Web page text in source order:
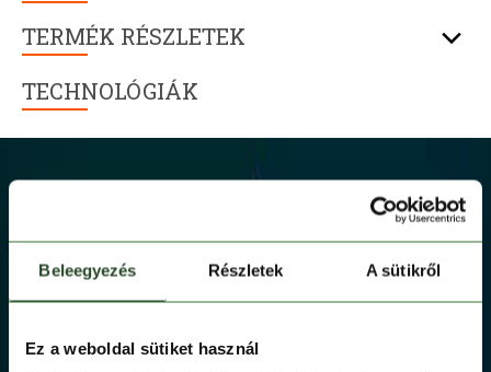
Beleegyezés Részletek A sütikről
Ez a weboldal sütiket használ
TERMÉK RÉSZLETEK
TECHNOLÓGIÁK